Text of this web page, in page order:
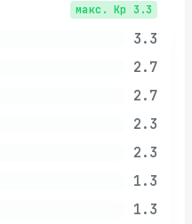
макс. Kp 3.3
3.3
2.7
2.7
2.3
2.3
1.3
1.3